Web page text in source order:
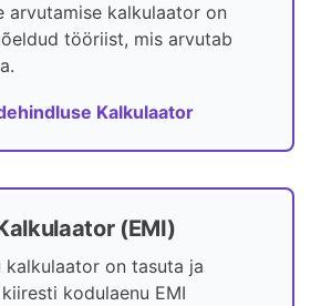
arvutamise kalkulaator on
tööriist, mis arvutab
Kalkulaator
(EMI)
kalkulaator on tasuta ja
kodulaenu EMI